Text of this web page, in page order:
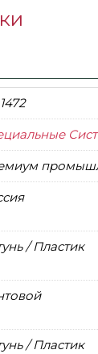
/ Пластик
/ Пластик